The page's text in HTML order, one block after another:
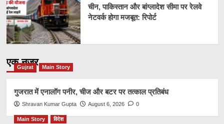
चीन, पाकिस्तान और बांग्लादेश सीमा पर रेलवे
नेटवर्क होगा मजबूत: रिपोर्ट
एक नज़र
Gujrat Main Story
गुजरात में एनालॉग पनीर, चीज और बटर पर तत्काल प्रतिबंध
Shravan Kumar Gupta August 6, 2026 0
Main Story विदेश